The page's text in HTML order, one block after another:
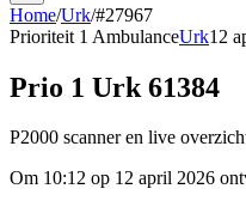
Home/Urk/#27967
Prioriteit 1 AmbulanceUrk12
Prio 1 Urk 61384
P2000 scanner en live
Om 10:12 op 12 april 2026